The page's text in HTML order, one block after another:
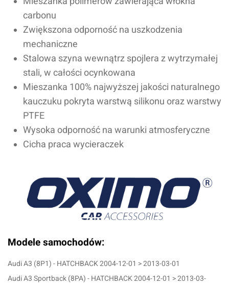
Modele samochodów:
Audi A3 (8P1) - HATCHBACK 2004-12-01 > 2013-03-01
Audi A3 Sportback (8PA) - HATCHBACK 2004-12-01 > 2013-03-
carbonu
Zwiększona odporność na uszkodzenia
mechaniczne
Stalowa szyna wewnątrz spojlera z wytrzymałej
stali, w całości ocynkowana
Mieszanka 100% najwyższej jakości naturalnego
kauczuku pokryta warstwą silikonu oraz warstwy
PTFE
Wysoka odporność na warunki atmosferyczne
Cicha praca wycieraczek